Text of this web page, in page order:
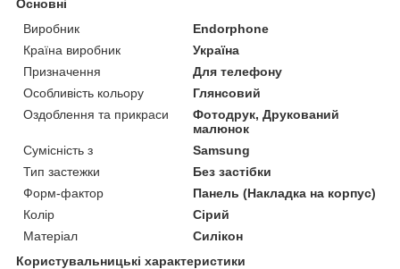
Основні
Виробник
Endorphone
Країна виробник
Україна
Призначення
Для телефону
Особливість кольору
Глянсовий
Оздоблення та прикраси
Фотодрук, Друкований
малюнок
Сумісність з
Samsung
Тип застежки
Без застібки
Форм-фактор
Панель (Накладка на корпус)
Колір
Сірий
Матеріал
Силікон
Користувальницькі характеристики